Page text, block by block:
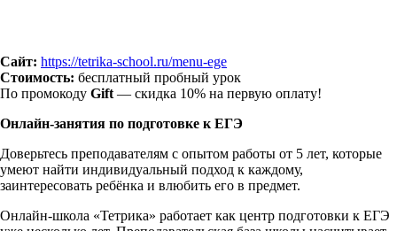
Сайт: https://tetrika-school.ru/menu-ege
Стоимость: бесплатный пробный урок
По промокоду Gift — скидка 10% на первую оплату!
Онлайн-занятия по подготовке к ЕГЭ
Доверьтесь преподавателям с опытом работы от 5 лет, которые
умеют найти индивидуальный подход к каждому,
заинтересовать ребёнка и влюбить его в предмет.
Онлайн-школа «Тетрика» работает как центр подготовки к ЕГЭ